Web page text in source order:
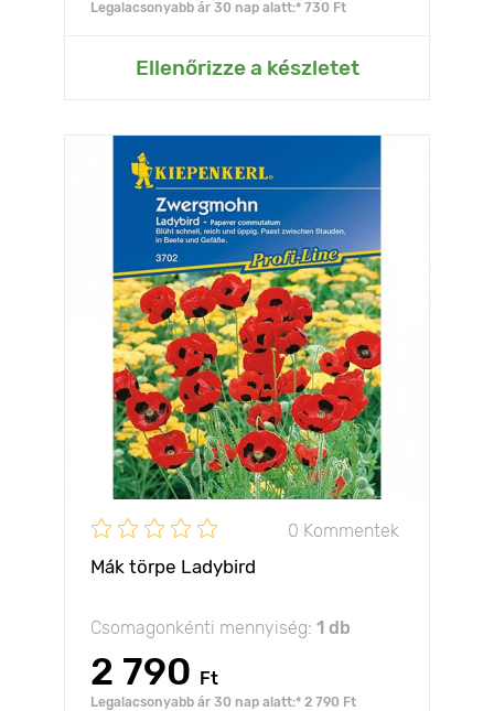
Legalacsonyabb ár 30 nap alatt:* 730 Ft
Ellenőrizze a készletet
0 Kommentek
Mák törpe Ladybird
Csomagonkénti mennyiség: 1 db
2 790 Ft
Legalacsonyabb ár 30 nap alatt:* 2 790 Ft